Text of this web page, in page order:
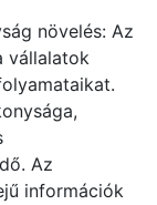
növelés: Az
vállalatok
Az
információk